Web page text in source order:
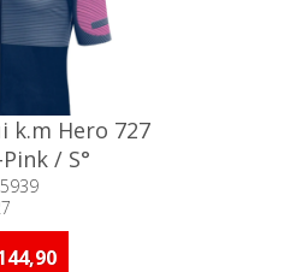
k.m Hero 727
/ S°
Minder dan 5